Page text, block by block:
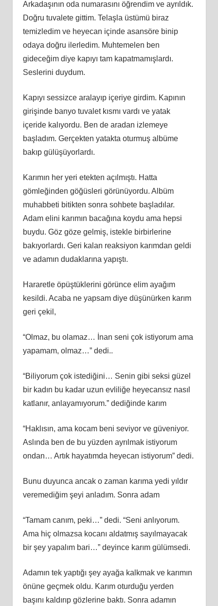
Arkadaşının oda numarasını öğrendim ve ayrıldık.
Doğru tuvalete gittim. Telaşla üstümü biraz
temizledim ve heyecan içinde asansöre binip
odaya doğru ilerledim. Muhtemelen ben
gideceğim diye kapıyı tam kapatmamışlardı.
Seslerini duydum.
Kapıyı sessizce aralayıp içeriye girdim. Kapının
girişinde banyo tuvalet kısmı vardı ve yatak
içeride kalıyordu. Ben de aradan izlemeye
başladım. Gerçekten yatakta oturmuş albüme
bakıp gülüşüyorlardı.
Karımın her yeri etekten açılmıştı. Hatta
gömleğinden göğüsleri görünüyordu. Albüm
muhabbeti bitikten sonra sohbete başladılar.
Adam elini karımın bacağına koydu ama hepsi
buydu. Göz göze gelmiş, istekle birbirlerine
bakıyorlardı. Geri kalan reaksiyon karımdan geldi
ve adamın dudaklarına yapıştı.
Hararetle öpüştüklerini görünce elim ayağım
kesildi. Acaba ne yapsam diye düşünürken karım
geri çekil,
“Olmaz, bu olamaz… İnan seni çok istiyorum ama
yapamam, olmaz…” dedi..
“Biliyorum çok istediğini… Senin gibi seksi güzel
bir kadın bu kadar uzun evliliğe heyecansız nasıl
katlanır, anlayamıyorum.” dediğinde karım
“Haklısın, ama kocam beni seviyor ve güveniyor.
Aslında ben de bu yüzden ayrılmak istiyorum
ondan… Artık hayatımda heyecan istiyorum” dedi.
Bunu duyunca ancak o zaman karıma yedi yıldır
veremediğim şeyi anladım. Sonra adam
“Tamam canım, peki…” dedi. “Seni anlıyorum.
Ama hiç olmazsa kocanı aldatmış sayılmayacak
bir şey yapalım bari…” deyince karım gülümsedi.
Adamın tek yaptığı şey ayağa kalkmak ve karımın
önüne geçmek oldu. Karım oturduğu yerden
başını kaldırıp gözlerine baktı. Sonra adamın